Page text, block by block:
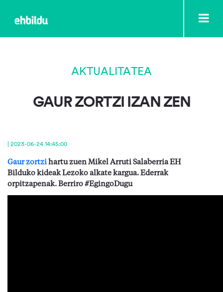
AKTUALITATEA
GAUR ZORTZI IZAN ZEN
| 2023-06-24 14:45:00
Gaur zortzi hartu zuen Mikel Arruti Salaberria EH
Bilduko kideak Lezoko alkate kargua. Ederrak
orpitzapenak. Berriro #EgingoDugu